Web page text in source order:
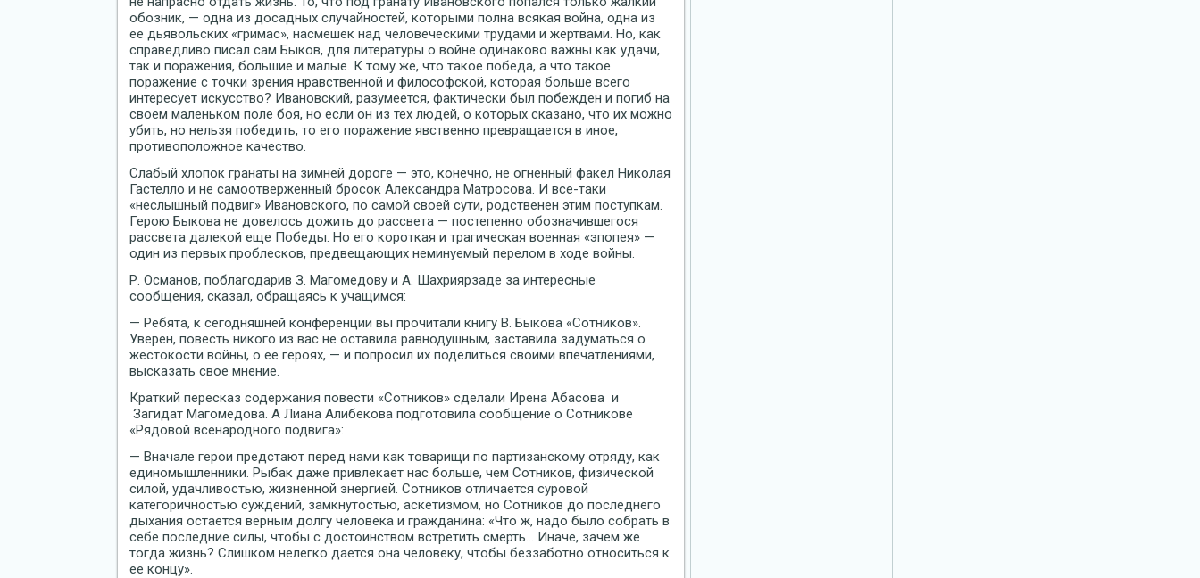
обозник, — одна из досадных случайностей, которыми полна всякая война, одна из
ее дьявольских «гримас», насмешек над человеческими трудами и жертвами. Но, как
справедливо писал сам Быков, для литературы о войне одинаково важны как удачи,
так и поражения, большие и малые. К тому же, что такое победа, а что такое
поражение с точки зрения нравственной и философской, которая больше всего
интересует искусство? Ивановский, разумеется, фактически был побежден и погиб на
своем маленьком поле боя, но если он из тех людей, о которых сказано, что их можно
убить, но нельзя победить, то его поражение явственно превращается в иное,
противоположное качество.
Слабый хлопок гранаты на зимней дороге — это, конечно, не огненный факел Николая
Гастелло и не самоотверженный бросок Александра Матросова. И все-таки
«неслышный подвиг» Ивановского, по самой своей сути, родственен этим поступкам.
Герою Быкова не довелось дожить до рассвета — постепенно обозначившегося
рассвета далекой еще Победы. Но его короткая и трагическая военная «эпопея» —
один из первых проблесков, предвещающих неминуемый перелом в ходе войны.
Р. Османов, поблагодарив З. Магомедову и А. Шахриярзаде за интересные
сообщения, сказал, обращаясь к учащимся:
— Ребята, к сегодняшней конференции вы прочитали книгу В. Быкова «Сотников».
Уверен, повесть никого из вас не оставила равнодушным, заставила задуматься о
жестокости войны, о ее героях, — и попросил их поделиться своими впечатлениями,
высказать свое мнение.
Краткий пересказ содержания повести «Сотников» сделали Ирена Абасова и
Загидат Магомедова. А Лиана Алибекова подготовила сообщение о Сотникове
«Рядовой всенародного подвига»:
— Вначале герои предстают перед нами как товарищи по партизанскому отряду, как
единомышленники. Рыбак даже привлекает нас больше, чем Сотников, физической
силой, удачливостью, жизненной энергией. Сотников отличается суровой
категоричностью суждений, замкнутостью, аскетизмом, но Сотников до последнего
дыхания остается верным долгу человека и гражданина: «Что ж, надо было собрать в
себе последние силы, чтобы с достоинством встретить смерть… Иначе, зачем же
тогда жизнь? Слишком нелегко дается она человеку, чтобы беззаботно относиться к
ее концу».